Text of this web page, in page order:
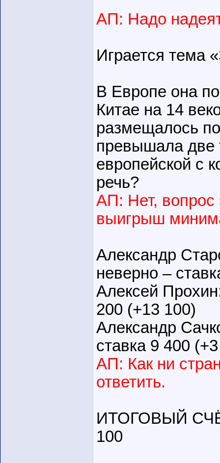
АП: Надо
Играется тема
В Европе она
Китае на 14
размещалось
превышала
европейской с
речь?
АП: Нет,
выигрыш
Александр
неверно –
Алексей
200 (+13 100)
Александр
ставка 9 400
АП: Как ни
ответить.
ИТОГОВЫЙ
100